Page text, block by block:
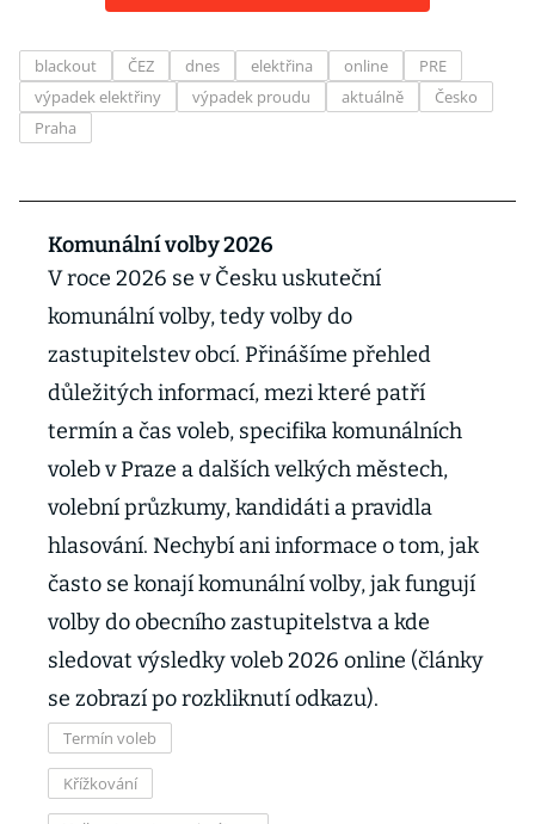
blackout ČEZ dnes elektřina online
PRE
výpadek elektřiny
výpadek proudu aktuálně
Česko
Praha
Komunální volby 2026
V roce 2026 se v Česku uskuteční
komunální volby, tedy volby do
zastupitelstev obcí. Přinášíme přehled
důležitých informací, mezi které patří
termín a čas voleb, specifika komunálních
voleb v Praze a dalších velkých městech,
volební průzkumy, kandidáti a pravidla
hlasování. Nechybí ani informace o tom, jak
často se konají komunální volby, jak fungují
volby do obecního zastupitelstva a kde
sledovat výsledky voleb 2026 online (články
se zobrazí po rozkliknutí odkazu).
Termín voleb
Křížkování